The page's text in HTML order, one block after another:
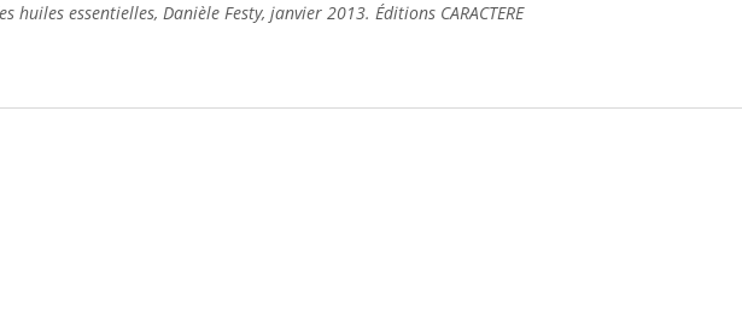
huiles essentielles, Danièle Festy, janvier 2013. Éditions CARACTERE